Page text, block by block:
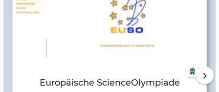
Europäische ScienceOlympiade